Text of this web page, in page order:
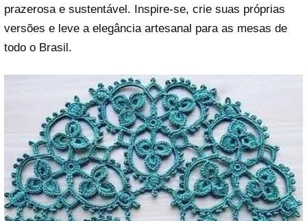
prazerosa e sustentável. Inspire-se, crie suas próprias
versões e leve a elegância artesanal para as mesas de
todo o Brasil.